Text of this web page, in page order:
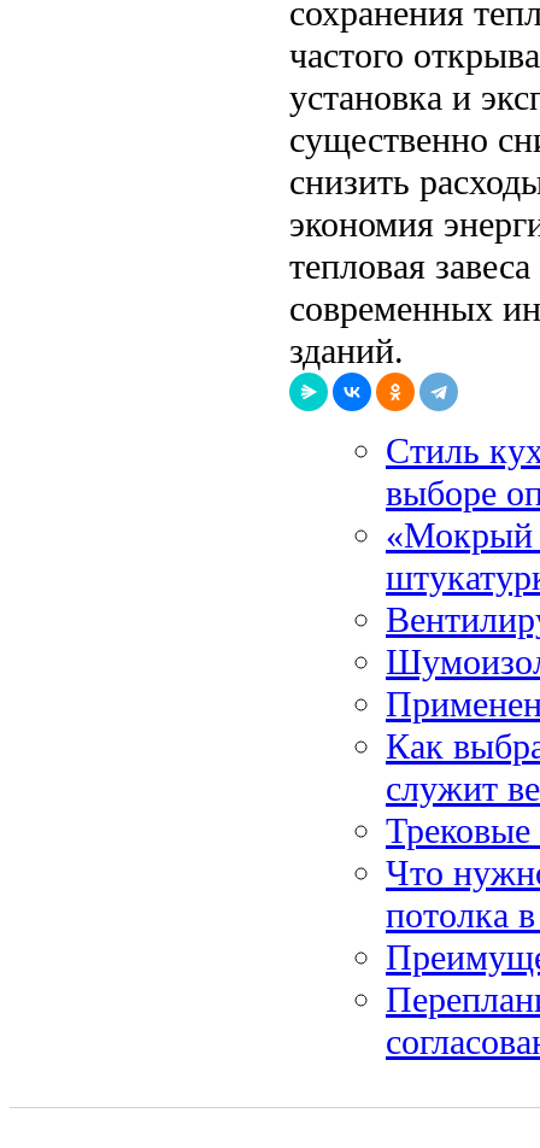
сохранения
частого
установка и
существенно
снизить
экономия
тепловая
современных
зданий.
Стиль
выборе
«Мокрый
Как
служит
Трековые
Что
потолка